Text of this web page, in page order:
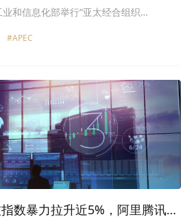
新闻通气会”
和信息化部举行“亚太经合组织
新闻通气会现场介绍，经过前期各方共
安排已基本就绪。本次会议在政府闭门
示区，以“议题发言+典型案例+企业展
济体政产学研用深度交流的平台和务实
谷歌、微软、松下、腾讯、中兴、百
国内外知名企业报名参会参展。
#APEC
数暴力拉升近5%，阿里腾讯小